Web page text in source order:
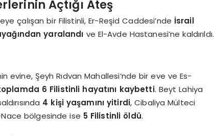
Açtığı Ateş
çalışan bir Filistinli, Er-Reşid Caddesi’nde İsrail
yaralandı ve El-Avde Hastanesi’ne kaldırıldı.
evine, Şeyh Rıdvan Mahallesi’nde bir eve ve Es-
6 Filistinli hayatını kaybetti. Beyt Lahiya
4 kişi yaşamını yitirdi, Cibaliya Mülteci
Nace bölgesinde ise 5 Filistinli öldü.